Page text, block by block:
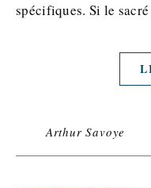
spécifiques. Si le
Arthur Savoye